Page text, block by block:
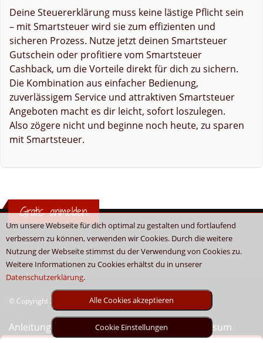
Um unsere Webseite für dich optimal zu gestalten und fortlaufend
verbessern zu können, verwenden wir Cookies. Durch die weitere
Nutzung der Webseite stimmst du der Verwendung von Cookies zu.
Weitere Informationen zu Cookies erhältst du in unserer
Datenschutzerklärung.
Alle Cookies akzeptieren
Cookie Einstellungen
Deine Steuererklärung muss keine lästige Pflicht sein
– mit Smartsteuer wird sie zum effizienten und
sicheren Prozess. Nutze jetzt deinen Smartsteuer
Gutschein oder profitiere vom Smartsteuer
Cashback, um die Vorteile direkt für dich zu sichern.
Die Kombination aus einfacher Bedienung,
zuverlässigem Service und attraktiven Smartsteuer
Angeboten macht es dir leicht, sofort loszulegen.
Also zögere nicht und beginne noch heute, zu sparen
mit Smartsteuer.
Gratis anmelden
© Copyright 2026 - Boni.tv / Cashback & Gutscheine
Anleitung Sitemap Kontakt Unser Impressum